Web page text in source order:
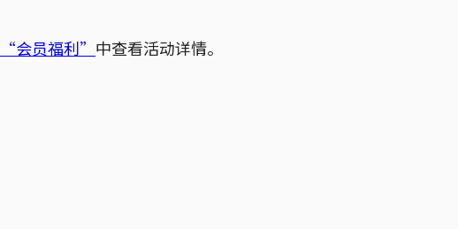
“会员福利” 中查看活动详情。